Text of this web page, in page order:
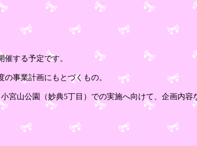
する予定です。
事業計画にもとづくもの。
宮山公園（妙典5丁目）での実施へ向けて、企画内容